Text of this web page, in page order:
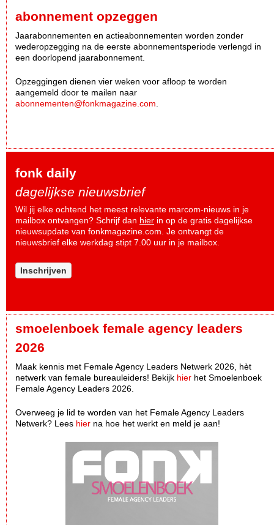
abonnement opzeggen
Jaarabonnementen en actieabonnementen worden zonder
wederopzegging na de eerste abonnementsperiode verlengd in
een doorlopend jaarabonnement.
Opzeggingen dienen vier weken voor afloop te worden
aangemeld door te mailen naar
abonnementen@fonkmagazine.com
fonk daily
dagelijkse nieuwsbrief
Wil jij elke ochtend het meest relevante marcom-nieuws in je
mailbox ontvangen? Schrijf dan hier in op de gratis dagelijkse
nieuwsupdate van fonkmagazine.com. Je ontvangt de
nieuwsbrief elke werkdag stipt 7.00 uur in je mailbox.
Inschrijven
smoelenboek female agency leaders
2026
Maak kennis met Female Agency Leaders Netwerk 2026, hèt
netwerk van female bureauleiders! Bekijk hier het Smoelenboek
Female Agency Leaders 2026.
Overweeg je lid te worden van het Female Agency Leaders
Netwerk? Lees hier na hoe het werkt en meld je aan!